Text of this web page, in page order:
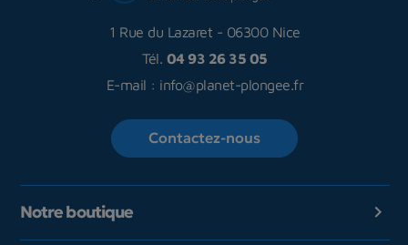
1 Rue du Lazaret - 06300 Nice
Tél. 04 93 26 35 05
E-mail : info@planet-plongee.fr
Contactez-nous
Notre boutique 